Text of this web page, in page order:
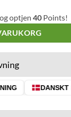
optjen 40Points!
DANSKT